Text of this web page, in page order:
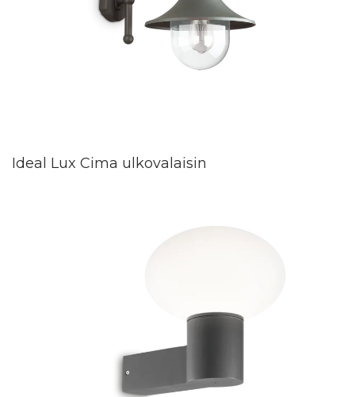
Ideal Lux Cima ulkovalaisin